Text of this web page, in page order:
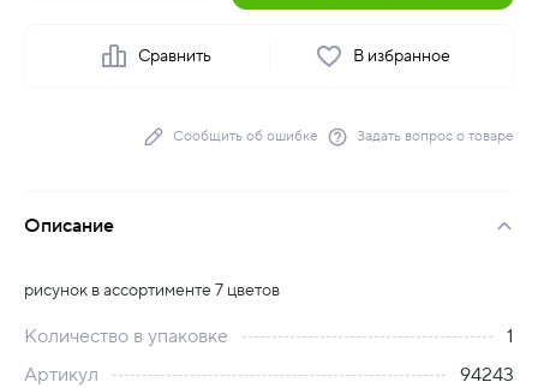
Сравнить В избранное
Сообщить об ошибке Задать вопрос о товаре
Описание
рисунок в ассортименте 7 цветов
Количество в упаковке
1
Артикул
94243